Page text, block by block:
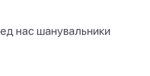
нас шанувальники